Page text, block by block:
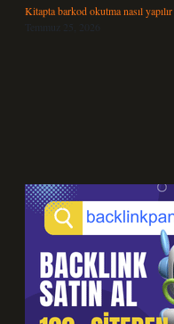
Kitapta barkod okutma nasıl yapılır
Temmuz 25, 2026